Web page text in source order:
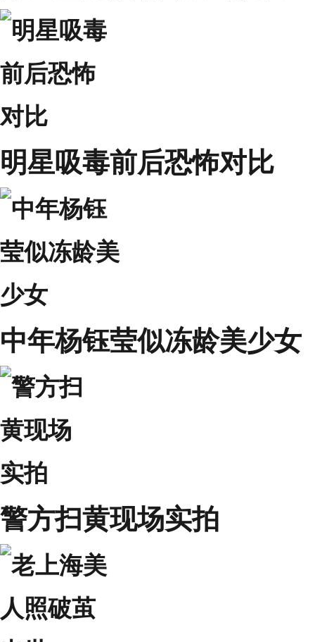
明星吸毒前后恐怖对比
中年杨钰莹似冻龄美少女
警方扫黄现场实拍